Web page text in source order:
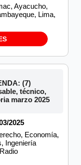
Ayacucho,
Lima,
(7)
técnico,
marzo 2025
2025
Economía,
Ingeniería